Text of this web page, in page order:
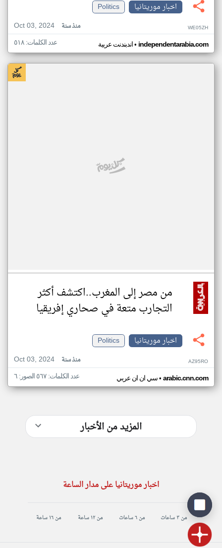
اخبار موريتانيا
Politics
Oct 03, 2024
منذ سنة WE05ZH
اندبندنت عربية• independentarabia.com عدد الكلمات: ٥١٨
من مصر إلى المغرب..اكتشف أكثر
التجارب متعة في صحاري إفريقيا
اخبار موريتانيا
Politics
Oct 03, 2024
منذ سنة AZ95RO
سي ان ان عربي• arabic.cnn.com عدد الكلمات: ٥٦٧ الصور: ٦
المزيد من الأخبار
اخبار موريتانيا على مدار الساعة
من ٣ ساعات من ٦ ساعات من ١٢ ساعة من ١٦ ساعة